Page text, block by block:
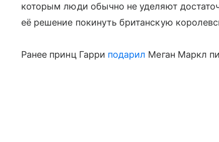
которым люди обычно не уделяют
её решение покинуть британскую
Ранее принц Гарри подарил Меган Маркл